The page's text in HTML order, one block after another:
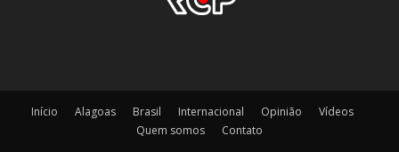
Início Alagoas Brasil Internacional Opinião
Vídeos
Quem somos
Contato